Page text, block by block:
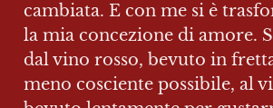
cambiata. E con me si è
la mia concezione di amore.
dal vino rosso, bevuto in
meno cosciente possibile, al